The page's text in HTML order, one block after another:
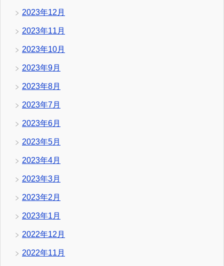
2023年12月
2023年11月
2023年10月
2023年9月
2023年8月
2023年7月
2023年6月
2023年5月
2023年4月
2023年3月
2023年2月
2023年1月
2022年12月
2022年11月